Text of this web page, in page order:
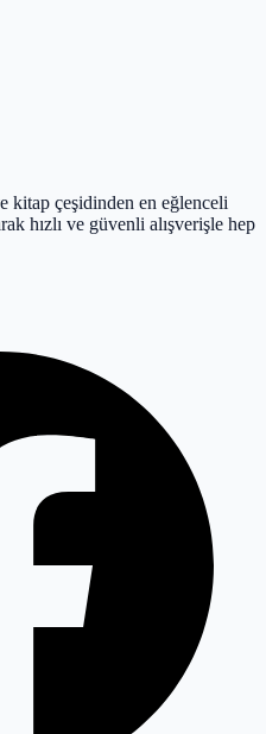
kitap çeşidinden en eğlenceli
hızlı ve güvenli alışverişle hep